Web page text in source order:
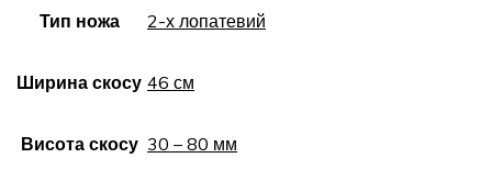
Тип ножа 2-х лопатевий
Ширина скосу 46 см
Висота скосу 30 – 80 мм